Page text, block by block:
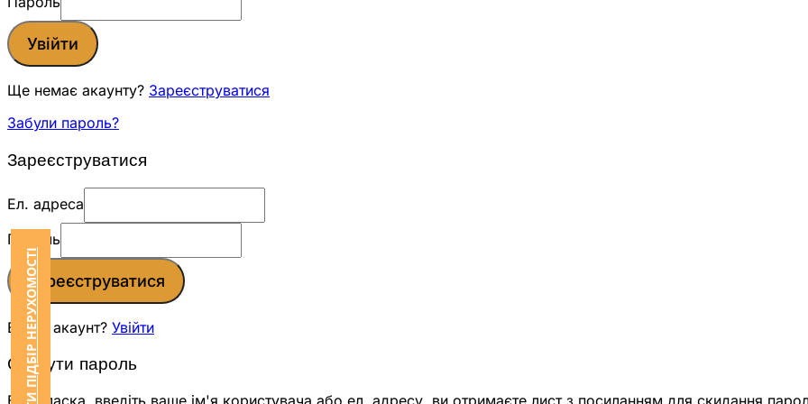
ЗАМОВИТИ ПІДБІР НЕРУХОМОСТІ
Увійти
Ще немає акаунту? Зареєструватися
Забули пароль?
Зареєструватися
Ел. адреса
Пароль
Зареєструватися
Вже є акаунт? Увійти
Скинути пароль
Будь ласка, введіть ваше ім'я користувача або ел. адресу, ви отримаєте лист з посиланням для скидання